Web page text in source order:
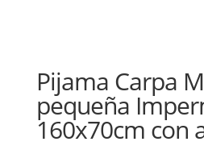
Pijama Carpa
pequeña
160x70cm con